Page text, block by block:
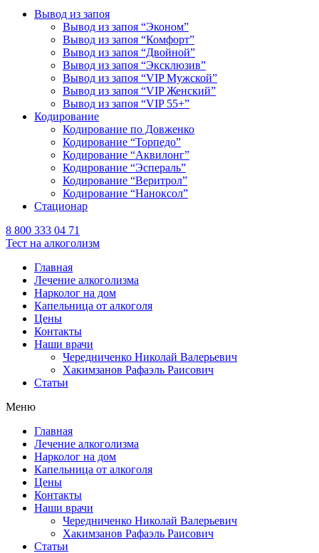
Вывод из запоя
Вывод из запоя “Эконом”
Вывод из запоя “Комфорт”
Вывод из запоя “Двойной”
Вывод из запоя “Эксклюзив”
Вывод из запоя “VIP Мужской”
Вывод из запоя “VIP Женский”
Вывод из запоя “VIP 55+”
Кодирование
Кодирование по Довженко
Кодирование “Торпедо”
Кодирование “Аквилонг”
Кодирование “Эспераль”
Кодирование “Веритрол”
Кодирование “Наноксол”
Стационар
8 800 333 04 71
Тест на алкоголизм
Главная
Лечение алкоголизма
Нарколог на дом
Капельница от алкоголя
Цены
Контакты
Наши врачи
Чередниченко Николай Валерьевич
Хакимзанов Рафаэль Раисович
Статьи
Меню
Главная
Лечение алкоголизма
Нарколог на дом
Капельница от алкоголя
Цены
Контакты
Наши врачи
Чередниченко Николай Валерьевич
Хакимзанов Рафаэль Раисович
Статьи